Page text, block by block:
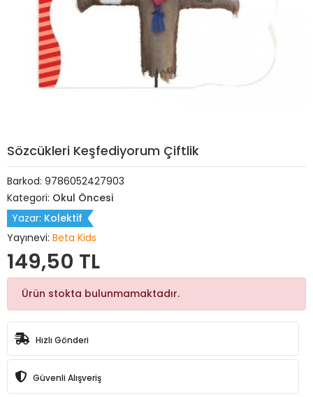
Sözcükleri Keşfediyorum Çiftlik
Barkod: 9786052427903
Kategori: Okul Öncesi
Yazar: Kolektif
Yayınevi: Beta Kids
149,50 TL
Ürün stokta bulunmamaktadır.
Hızlı Gönderi
Güvenli Alışveriş